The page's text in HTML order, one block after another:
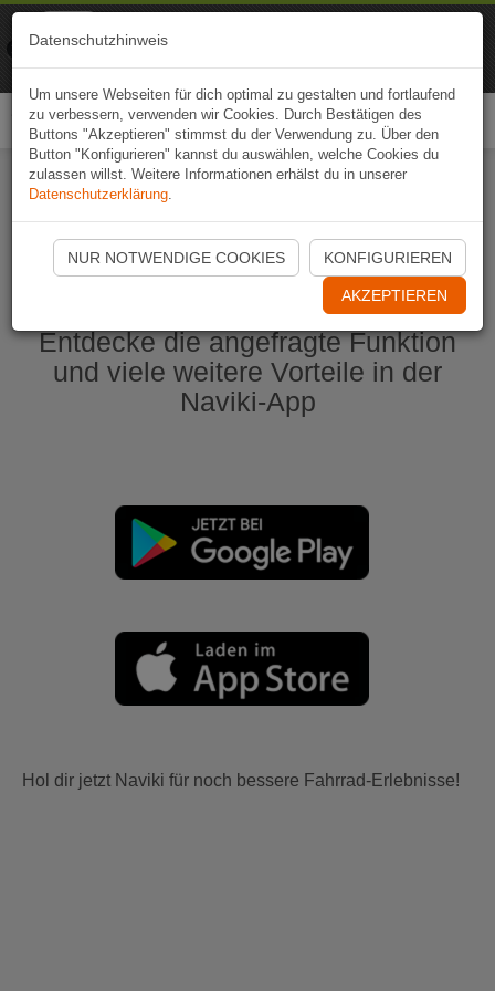
Naviki App jetzt öffnen
Entdecke die angefragte Funktion
und viele weitere Vorteile in der
Naviki-App
Hol dir jetzt Naviki für noch bessere Fahrrad-Erlebnisse!
Datenschutzhinweis
Um unsere Webseiten für dich optimal zu gestalten und fortlaufend
zu verbessern, verwenden wir Cookies. Durch Bestätigen des
Buttons "Akzeptieren" stimmst du der Verwendung zu. Über den
Button "Konfigurieren" kannst du auswählen, welche Cookies du
zulassen willst. Weitere Informationen erhälst du in unserer
Datenschutzerklärung.
NUR NOTWENDIGE COOKIES KONFIGURIEREN
AKZEPTIEREN
Naviki